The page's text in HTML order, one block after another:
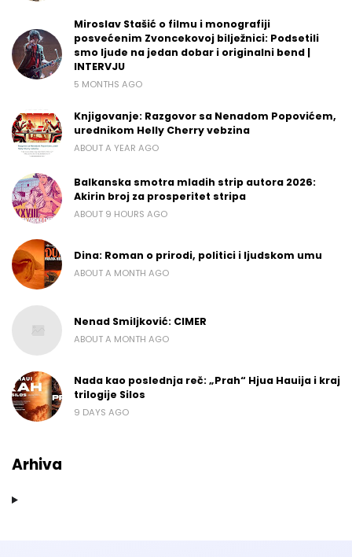
Miroslav Stašić o filmu i monografiji
posvećenim Zvoncekovoj bilježnici: Podsetili
smo ljude na jedan dobar i originalni bend |
INTERVJU
5 MONTHS AGO
Knjigovanje: Razgovor sa Nenadom Popovićem,
urednikom Helly Cherry vebzina
ABOUT A YEAR AGO
Balkanska smotra mladih strip autora 2026:
Akirin broj za prosperitet stripa
ABOUT 9 HOURS AGO
Dina: Roman o prirodi, politici i ljudskom umu
ABOUT A MONTH AGO
Nenad Smiljković: CIMER
ABOUT A MONTH AGO
Nada kao poslednja reč: „Prah“ Hjua Hauija i kraj
trilogije Silos
9 DAYS AGO
Arhiva